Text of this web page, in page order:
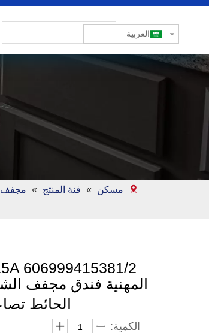
العربية
مسكن » فئة المنتج » مجفف
606999415381/2
المهنية فندق مجفف
الحائط
الكمية: